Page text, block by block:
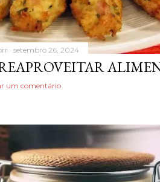
setembro 26, 2024
um comentário